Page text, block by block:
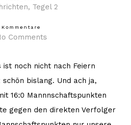
Tegel 2
Kommentare
Comments
noch nicht nach Feiern
bislang. Und ach ja,
16:0 Mannnschaftspunkten
gegen den direkten Verfolger